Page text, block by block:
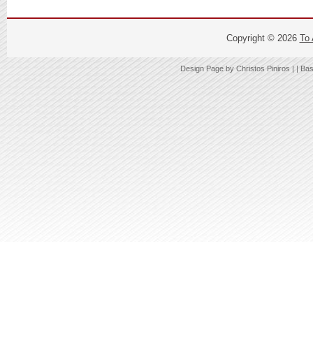
Copyright © 2026 Το
Design Page byChristos Piniros | |